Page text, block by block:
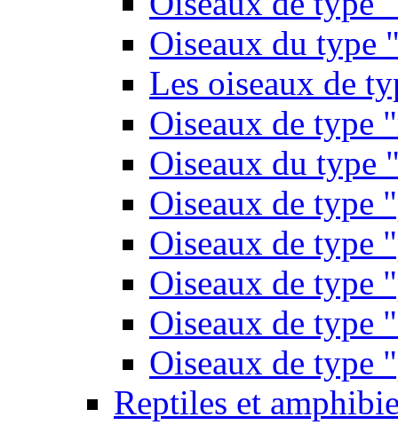
Oiseaux du type
Les oiseaux de
Oiseaux de type
Oiseaux du type
Oiseaux de type
Oiseaux de type
Oiseaux de type
Oiseaux de type
Oiseaux de type
Reptiles et